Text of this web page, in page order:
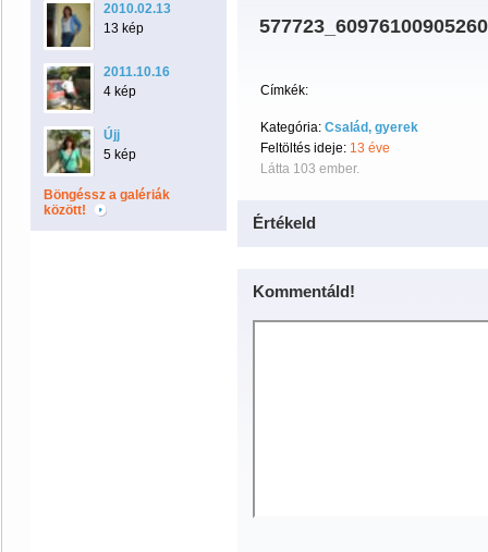
2010.02.13
13 kép
2011.10.16
4 kép
Újj
5 kép
Böngéssz a galériák
között!
Címkék:
Kategória: Család, gyerek
Feltöltés ideje: 13 éve
Látta 103 ember.
Értékeld
Kommentáld!